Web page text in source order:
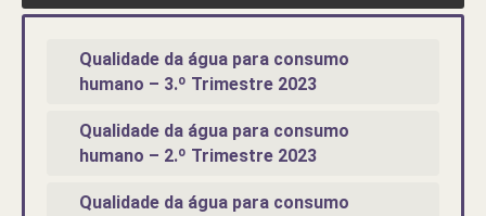
Qualidade da água para consumo
humano – 3.º Trimestre 2023
Qualidade da água para consumo
humano – 2.º Trimestre 2023
Qualidade da água para consumo